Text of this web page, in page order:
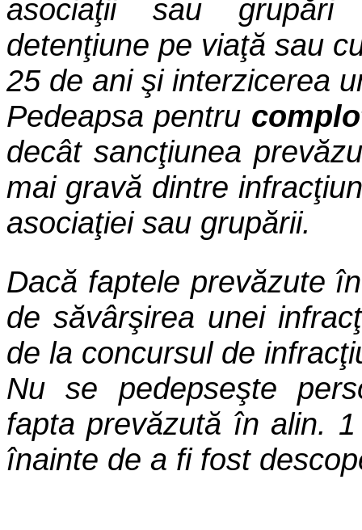
asociaţii sau
detenţiune pe viaţă sau
25 de ani şi interzicerea
Pedeapsa pentru
decât sancţiunea
mai gravă dintre
asociaţiei sau grupării.
Dacă faptele prevăzute
de săvârşirea unei
de la concursul de
Nu se pedepseşte
fapta prevăzută în alin.
înainte de a fi fost